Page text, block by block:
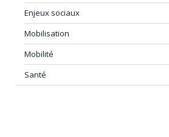
Enjeux sociaux
Mobilisation
Mobilité
Santé